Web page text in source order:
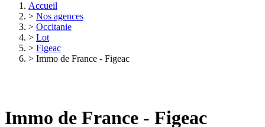
Accueil
> Nos agences
> Occitanie
> Lot
> Figeac
> Immo de France - Figeac
Immo de France - Figeac